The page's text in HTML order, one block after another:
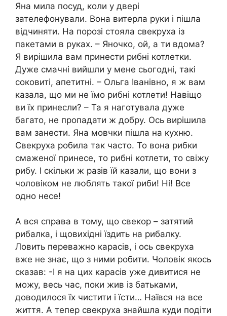
Яна мила посуд, коли у двері
зателефонували. Вона витерла руки і пішла
відчиняти. На порозі стояла свекруха із
пакетами в руках. – Яночко, ой, а ти вдома?
Я вирішила вам принести рибні котлетки.
Дуже смачні вийшли у мене сьогодні, такі
соковиті, апетитні. – Ольга Іванівно, я ж вам
казала, що ми не їмо рибні котлети! Навіщо
ви їх принесли? – Та я наготувала дуже
багато, не пропадати ж добру. Ось вирішила
вам занести. Яна мовчки пішла на кухню.
Свекруха робила так часто. То вона рибки
смаженої принесе, то рибні котлети, то свіжу
рибу. І скільки ж разів їй казали, що вони з
чоловіком не люблять такої риби! Ні! Все
одно несе!
А вся справа в тому, що свекор – затятий
рибалка, і щовихідні їздить на рибалку.
Ловить переважно карасів, і ось свекруха
вже не знає, що з ними робити. Чоловік якось
сказав: -І я на цих карасів уже дивитися не
можу, весь час, поки жив із батьками,
доводилося їх чистити і їсти… Наївся на все
життя. А тепер свекруха знайшла куди подіти